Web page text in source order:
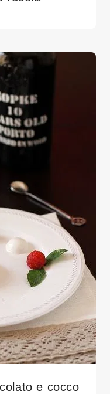
e cocco